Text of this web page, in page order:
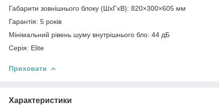
Габарити зовнішнього блоку (ШхГхВ): 820×300×605 мм
Гарантія: 5 років
Мінімальний рівень шуму внутрішнього бло: 44 дБ
Серія: Elite
Приховати
Характеристики